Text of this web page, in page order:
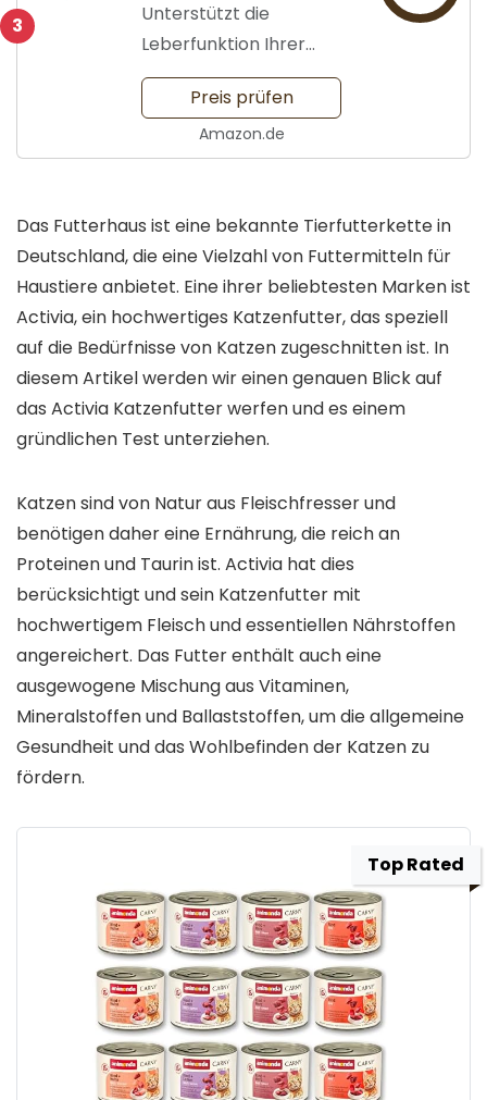
3
Unterstützt die
Leberfunktion Ihrer
Katze
Preis prüfen
Amazon.de
Das Futterhaus ist eine bekannte Tierfutterkette in
Deutschland, die eine Vielzahl von Futtermitteln für
Haustiere anbietet. Eine ihrer beliebtesten Marken ist
Activia, ein hochwertiges Katzenfutter, das speziell
auf die Bedürfnisse von Katzen zugeschnitten ist. In
diesem Artikel werden wir einen genauen Blick auf
das Activia Katzenfutter werfen und es einem
gründlichen Test unterziehen.
Katzen sind von Natur aus Fleischfresser und
benötigen daher eine Ernährung, die reich an
Proteinen und Taurin ist. Activia hat dies
berücksichtigt und sein Katzenfutter mit
hochwertigem Fleisch und essentiellen Nährstoffen
angereichert. Das Futter enthält auch eine
ausgewogene Mischung aus Vitaminen,
Mineralstoffen und Ballaststoffen, um die allgemeine
Gesundheit und das Wohlbefinden der Katzen zu
fördern.
Top Rated